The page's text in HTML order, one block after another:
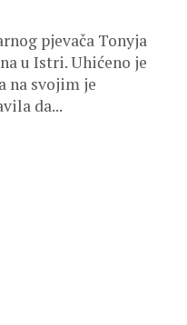
pjevača Tonyja
u Istri. Uhićeno je
na svojim je
da...